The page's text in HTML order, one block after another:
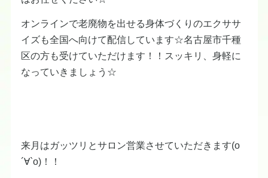
オンラインで老廃物を出せる身体づくりのエクササ
イズも全国へ向けて配信しています☆名古屋市千種
区の方も受けていただけます！！スッキリ、身軽に
なっていきましょう☆
来月はガッツリとサロン営業させていただきます(о
´∀`о)！！